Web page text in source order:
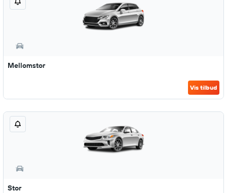
Mellomstor
Vis tilbud
Stor